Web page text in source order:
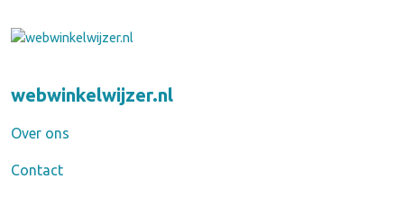
webwinkelwijzer.nl
Over ons
Contact